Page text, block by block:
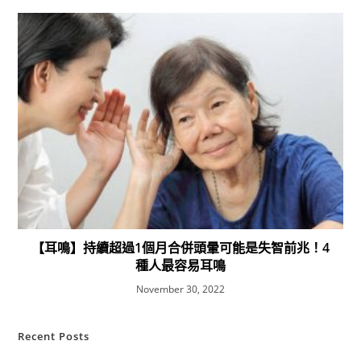
【耳鳴】持續超過1個月合併頭暈可能是失智前兆！4
種人最容易耳鳴
November 30, 2022
Recent Posts